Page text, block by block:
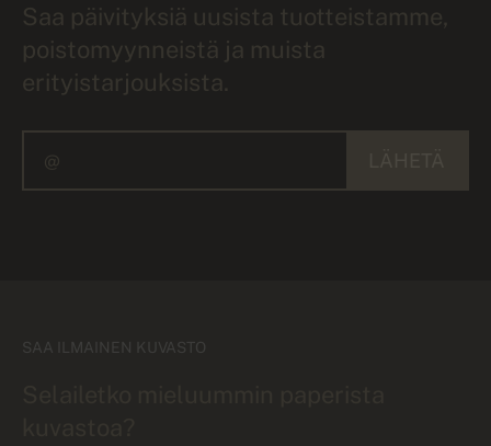
Saa päivityksiä uusista tuotteistamme,
poistomyynneistä ja muista
erityistarjouksista.
SAA ILMAINEN KUVASTO